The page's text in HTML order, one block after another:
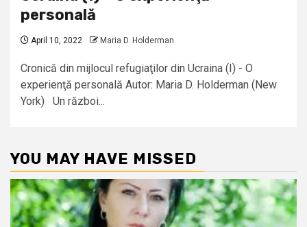
personală
April 10, 2022 Maria D. Holderman
Cronică din mijlocul refugiaţilor din Ucraina (I) - O
experienţă personală Autor: Maria D. Holderman (New
York) Un război...
YOU MAY HAVE MISSED